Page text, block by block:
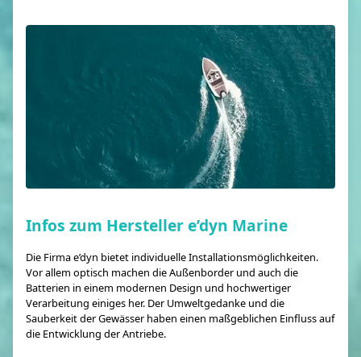
Infos zum Hersteller e’dyn Marine
Die Firma e’dyn bietet individuelle Installationsmöglichkeiten.
Vor allem optisch machen die Außenborder und auch die
Batterien in einem modernen Design und hochwertiger
Verarbeitung einiges her. Der Umweltgedanke und die
Sauberkeit der Gewässer haben einen maßgeblichen Einfluss auf
die Entwicklung der Antriebe.